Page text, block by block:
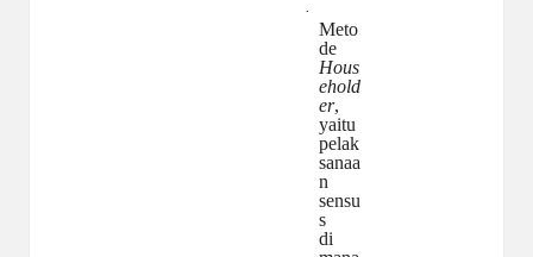
·
Meto
de
Hous
ehold
er,
yaitu
pelak
sanaa
n
sensu
s
di